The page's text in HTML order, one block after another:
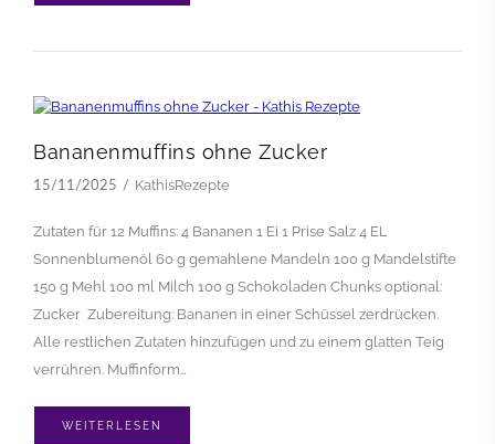
Bananenmuffins ohne Zucker
15/11/2025 KathisRezepte
Zutaten für 12 Muffins: 4 Bananen 1 Ei 1 Prise Salz 4 EL
Sonnenblumenöl 60 g gemahlene Mandeln 100 g Mandelstifte
150 g Mehl 100 ml Milch 100 g Schokoladen Chunks optional:
Zucker Zubereitung: Bananen in einer Schüssel zerdrücken.
Alle restlichen Zutaten hinzufügen und zu einem glatten Teig
verrühren. Muffinform…
WEITERLESEN